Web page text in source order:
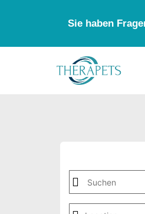
Sie haben